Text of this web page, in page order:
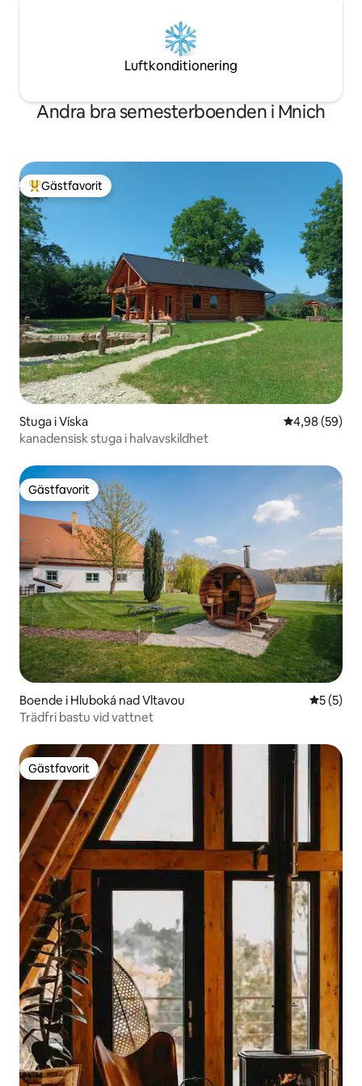
Luftkonditionering
Andra bra semesterboenden i Mnich
Populär gästfavorit
Gästfavorit
Stuga i Víska 4,98 av 5 i
4,98 (59)
kanadensisk stuga i halvavskildhet
Gästfavorit
Gästfavorit
Boende i Hluboká nad Vltavou 5 av 5 i
5 (5)
Trädfri bastu vid vattnet
Gästfavorit
Gästfavorit